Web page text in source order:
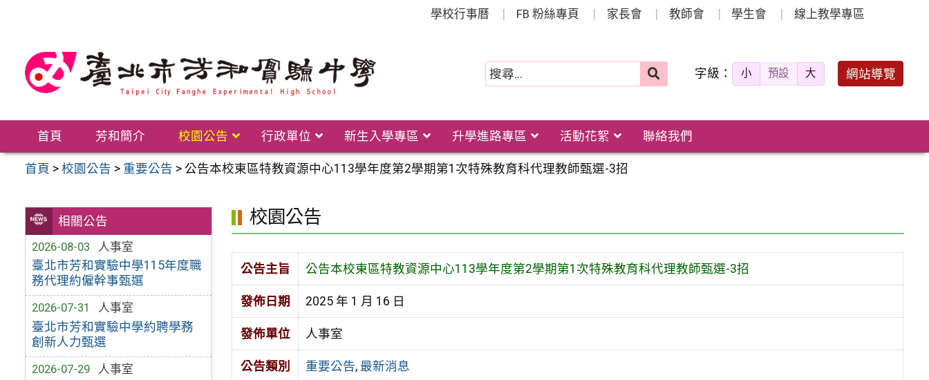
學校行事曆 FB 粉絲專頁 家長會 教師會 學生會 線上教學專區
字級： 小 預設 大 網站導覽
首頁 芳和簡介 校園公告 行政單位 新生入學專區 升學進路專區 活動花絮 聯絡我們
首頁 >校園公告 > 重要公告 >公告本校東區特教資源中心113學年度第2學期第1次特殊教育科代理教師甄選-3招
相關公告
2026-08-03
人事室
臺北市芳和實驗中學115年度職
務代理約僱幹事甄選
2026-07-31
人事室
臺北市芳和實驗中學約聘學務
創新人力甄選
2026-07-29
人事室
校園公告
公告主旨 公告本校東區特教資源中心113學年度第2學期第1次特殊教育科代理教師甄選-3招
發佈日期 2025 年 1 月 16 日
發佈單位 人事室
公告類別 重要公告, 最新消息